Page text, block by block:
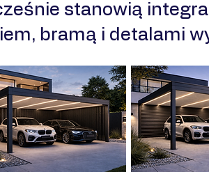
stanowią
bramą i detalami